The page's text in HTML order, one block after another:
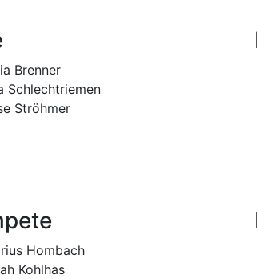
Brenner
Schlechtriemen
Ströhmer
Hombach
Kohlhas